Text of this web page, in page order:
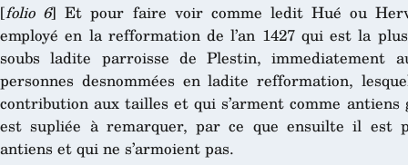
[folio 6] Et pour faire voir comme ledit Hué ou
employé en la refformation de l’an 1427 qui est la
soubs ladite parroisse de Plestin, immediatement
personnes desnommées en ladite refformation,
contribution aux tailles et qui s’arment comme antiens
est supliée à remarquer, par ce que ensuilte il est
antiens et qui ne s’armoient pas.